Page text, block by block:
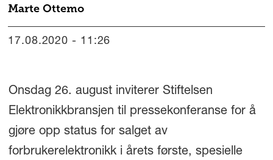
Marte Ottemo
17.08.2020 - 11:26
Onsdag 26. august inviterer Stiftelsen
Elektronikkbransjen til pressekonferanse for å
gjøre opp status for salget av
forbrukerelektronikk i årets første, spesielle